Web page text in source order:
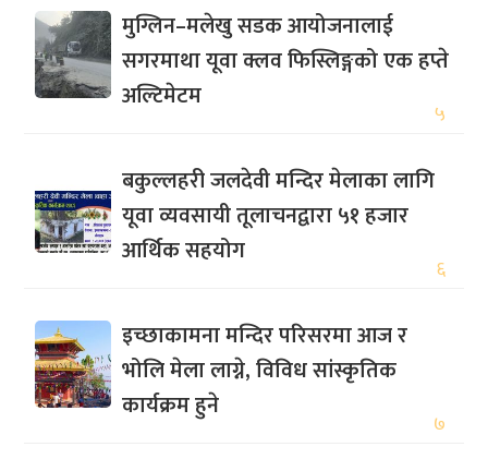
मुग्लिन–मलेखु सडक आयोजनालाई
सगरमाथा यूवा क्लव फिस्लिङ्गको एक हप्ते
अल्टिमेटम
५
बकुल्लहरी जलदेवी मन्दिर मेलाका लागि
यूवा व्यवसायी तूलाचनद्वारा ५१ हजार
आर्थिक सहयोग
६
इच्छाकामना मन्दिर परिसरमा आज र
भोलि मेला लाग्ने, विविध सांस्कृतिक
कार्यक्रम हुने
७